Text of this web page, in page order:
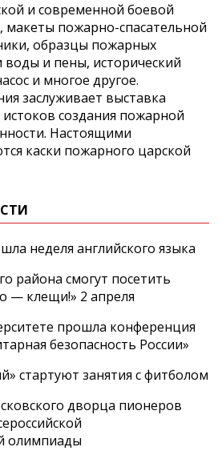
и современной боевой
пожарно-спасательной
образцы пожарных
воды и пены, исторический
и многое другое.
заслуживает выставка
создания пожарной
Настоящими
каски пожарного царской
неделя английского языка
района смогут посетить
— клещи!» 2 апреля
прошла конференция
безопасность России»
стартуют занятия с фитболом
дворца пионеров
олимпиады